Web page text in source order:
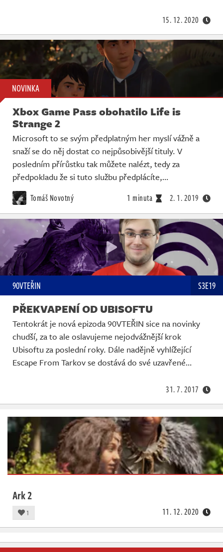
15. 12. 2020
NOVINKA
Xbox Game Pass obohatilo Life is
Strange 2
Microsoft to se svým předplatným her myslí vážně a
snaží se do něj dostat co nejpůsobivější tituly. V
posledním přírůstku tak můžete nalézt, tedy za
předpokladu že si tuto službu předplácíte,…
Tomáš Novotný 1 minuta 2. 1. 2019
90VTEŘIN S3E19
PŘEKVAPENÍ OD UBISOFTU
Tentokrát je nová epizoda 90VTEŘIN sice na novinky
chudší, za to ale oslavujeme nejodvážnější krok
Ubisoftu za poslední roky. Dále nadějně vyhlížející
Escape From Tarkov se dostává do své uzavřené…
31. 7. 2017
Ark 2
1 11. 12. 2020